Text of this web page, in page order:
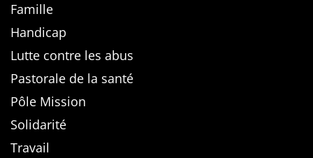
Famille
Handicap
Lutte contre les abus
Pastorale de la santé
Pôle Mission
Solidarité
Travail